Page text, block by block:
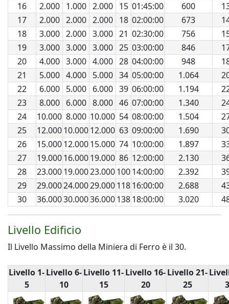
16
2.000 1.000 2.000 15 01:45:00 600
17
2.000 2.000 2.000 18 02:00:00 673
18
3.000 2.000 3.000 21 02:30:00 756
19
3.000 3.000 3.000 25 03:00:00 846
20
4.000 3.000 4.000 28 04:00:00 948
21
5.000 4.000 5.000 34 05:00:00 1.064
22
6.000 5.000 6.000 39 06:00:00 1.194
23
8.000 6.000 8.000 46 07:00:00 1.340
24
10.000 8.000 10.000 54 08:00:00 1.504
25
12.00010.00012.000 63 09:00:00 1.690
26
15.00012.00015.000 74 10:00:00 1.897
27
19.00016.00019.000 86 12:00:00 2.130
28
23.00019.00023.00010014:00:00 2.392
29
29.00024.00029.00011816:00:00 2.688
30
36.00030.00036.00013818:00:00 3.020
Livello Edificio
Il Livello Massimo della Miniera di Ferro è il 30.
Livello 1-
5
Livello6-
10
Livello 11-
15
Livello 16-
20
Livello21-
25